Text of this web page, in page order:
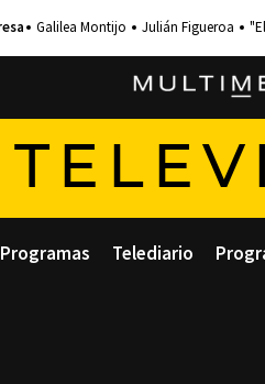
Galilea Montijo Julián Figueroa
Programas Telediario